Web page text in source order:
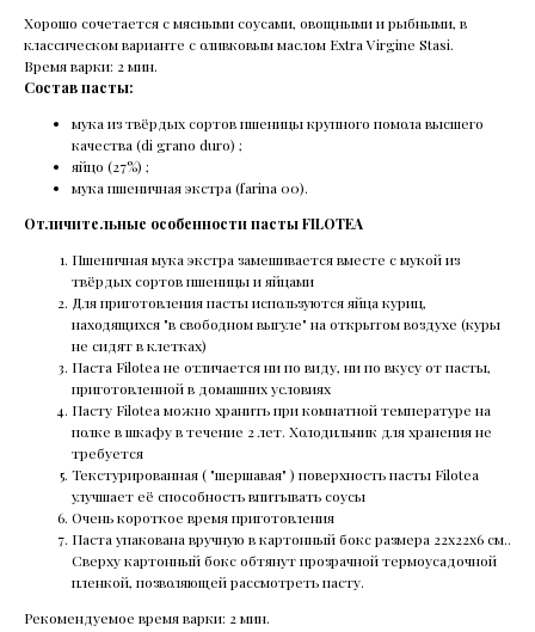
Хорошо сочетается с мясными соусами, овощными и рыбными, в
классическом варианте с оливковым маслом Extra Virgine Stasi.
Время варки: 2 мин.
Состав пасты:
мука из твёрдых сортов пшеницы крупного помола высшего
качества (di grano duro) ;
яйцо (27%) ;
мука пшеничная экстра (farina 00).
Отличительные особенности пасты FILOTEA
Пшеничная мука экстра замешивается вместе с мукой из
твёрдых сортов пшеницы и яйцами
Для приготовления пасты используются яйца куриц,
находящихся "в свободном выгуле" на открытом воздухе (куры
не сидят в клетках)
Паста Filotea не отличается ни по виду, ни по вкусу от пасты,
приготовленной в домашних условиях
Пасту Filotea можно хранить при комнатной температуре на
полке в шкафу в течение 2 лет. Холодильник для хранения не
требуется
Текстурированная ( "шершавая" ) поверхность пасты Filotea
улучшает её способность впитывать соусы
Очень короткое время приготовления
Паста упакована вручную в картонный бокс размера 22х22х6 см..
Сверху картонный бокс обтянут прозрачной термоусадочной
пленкой, позволяющей рассмотреть пасту.
Рекомендуемое время варки: 2 мин.